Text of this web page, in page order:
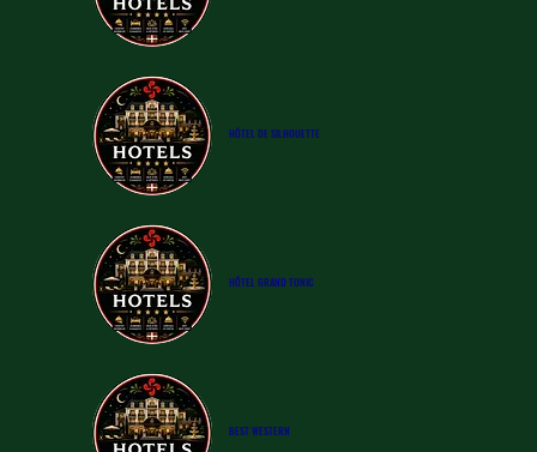
​HÔTEL DE SILHOUETTE
​HÔTELGRAND TONIC
BEST WESTERN